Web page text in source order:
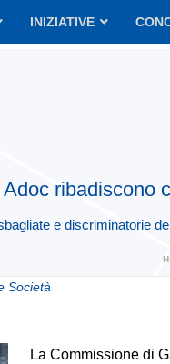
INIZIATIVE
ribadiscono
e discriminatorie
Società
La Commissione di